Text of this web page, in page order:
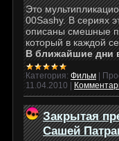
Это
00Sashy. В сериях
описаны смешные
который в каждой
В ближайшие дни
Категория: Фильм
11.04.2010
Закрытая
Сашей